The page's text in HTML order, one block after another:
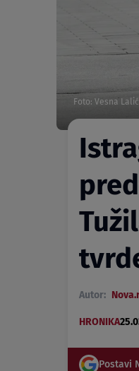
Foto: Vesna
Autor:
HRONIKA
Postavi